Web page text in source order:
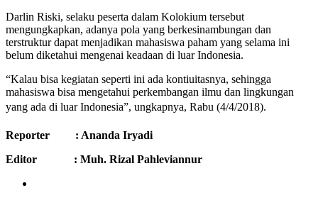
Darlin Riski, selaku peserta dalam Kolokium tersebut
mengungkapkan, adanya pola yang berkesinambungan dan
terstruktur dapat menjadikan mahasiswa paham yang selama ini
belum diketahui mengenai keadaan di luar Indonesia.
“Kalau bisa kegiatan seperti ini ada kontiuitasnya, sehingga
mahasiswa bisa mengetahui perkembangan ilmu dan lingkungan
yang ada di luar Indonesia”, ungkapnya, Rabu (4/4/2018).
Reporter : Ananda Iryadi
Editor : Muh. Rizal Pahleviannur